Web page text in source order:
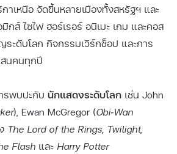
าเหนือ จัดขึ้นหลายเมืองทั้งสหรัฐฯ และ
ส์ ไซไฟ ฮอร์เรอร์ อนิเมะ เกม และคอส
ะดับโลก กิจกรรมเวิร์กช็อป และการ
นคนทุกปี
รพบปะกับ นักแสดงระดับโลก เช่น John
), Ewan McGregor (Obi‑Wan
The Lord of the Rings, Twilight,
Flash และ Harry Potter